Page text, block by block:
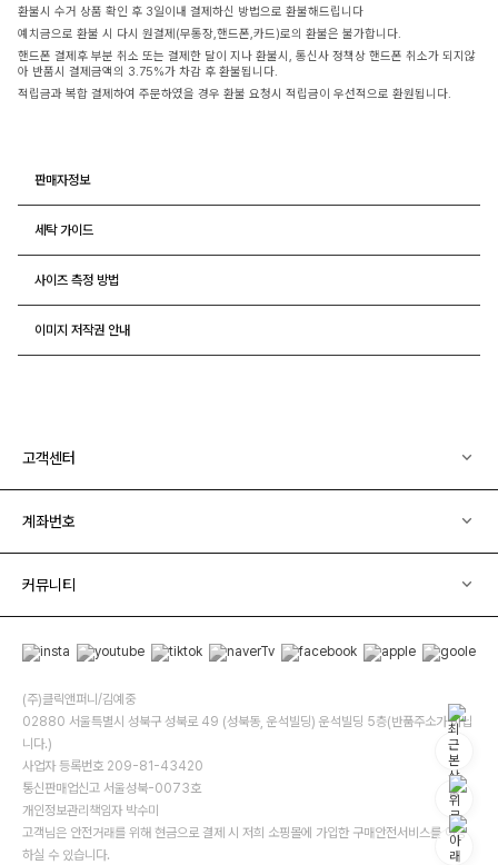
환불시 수거 상품 확인 후 3일이내 결제하신 방법으로 환불해드립니다
예치금으로 환불 시 다시 원결제(무통장,핸드폰,카드)로의 환불은 불가합니다.
핸드폰 결제후 부분 취소 또는 결제한 달이 지나 환불시, 통신사 정책상 핸드폰 취소가 되지않
아 반품시 결제금액의 3.75%가 차감 후 환불됩니다.
적립금과 복합 결제하여 주문하였을 경우 환불 요청시 적립금이 우선적으로 환원됩니다.
판매자정보
세탁 가이드
사이즈 측정 방법
이미지 저작권 안내
고객센터
계좌번호
커뮤니티
(주)클릭앤퍼니/김예중
02880 서울특별시 성북구 성북로 49 (성북동, 운석빌딩) 운석빌딩 5층(반품주소가 아닙
니다.)
사업자 등록번호 209-81-43420
통신판매업신고 서울성북-0073호
개인정보관리책임자 박수미
고객님은 안전거래를 위해 현금으로 결제 시 저희 소핑몰에 가입한 구매안전서비스를 이용
하실 수 있습니다.